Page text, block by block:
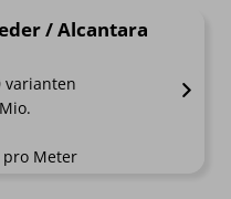
/ Alcantara
varianten
Preisspanne: €19.95 bis €29.95
pro Meter